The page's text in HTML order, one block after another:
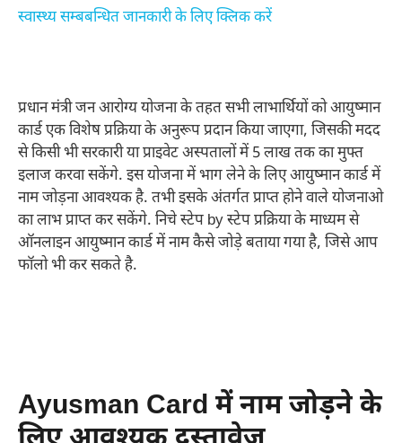
स्वास्थ्य सम्बबन्धित जानकारी के लिए क्लिक करें
प्रधान मंत्री जन आरोग्य योजना के तहत सभी लाभार्थियों को आयुष्मान
कार्ड एक विशेष प्रक्रिया के अनुरूप प्रदान किया जाएगा, जिसकी मदद
से किसी भी सरकारी या प्राइवेट अस्पतालों में 5 लाख तक का मुफ्त
इलाज करवा सकेंगे. इस योजना में भाग लेने के लिए आयुष्मान कार्ड में
नाम जोड़ना आवश्यक है. तभी इसके अंतर्गत प्राप्त होने वाले योजनाओ
का लाभ प्राप्त कर सकेंगे. निचे स्टेप by स्टेप प्रक्रिया के माध्यम से
ऑनलाइन आयुष्मान कार्ड में नाम कैसे जोड़े बताया गया है, जिसे आप
फॉलो भी कर सकते है.
Ayusman Card में नाम जोड़ने के